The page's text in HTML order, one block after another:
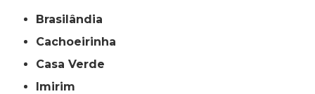
Brasilândia
Cachoeirinha
Casa Verde
Imirim